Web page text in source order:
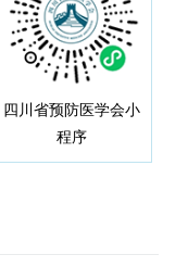
四川省预防医学会小
程序